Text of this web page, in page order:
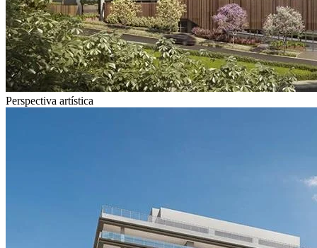
Perspectiva artística